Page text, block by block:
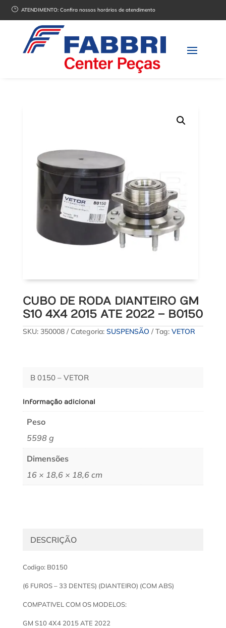
} ATENDIMENTO:Confira nossos horários de atendimento
CUBO DE RODA DIANTEIRO GM
S10 4X4 2015 ATE 2022 – B0150
SKU: 350008 Categoria: SUSPENSÃO Tag: VETOR
B 0150 – VETOR
Informação adicional
Peso
5598 g
Dimensões
16 × 18,6 × 18,6 cm
DESCRIÇÃO
Codigo: B0150
(6 FUROS – 33 DENTES) (DIANTEIRO) (COM ABS)
COMPATIVEL COM OS MODELOS:
GM S10 4X4 2015 ATE 2022